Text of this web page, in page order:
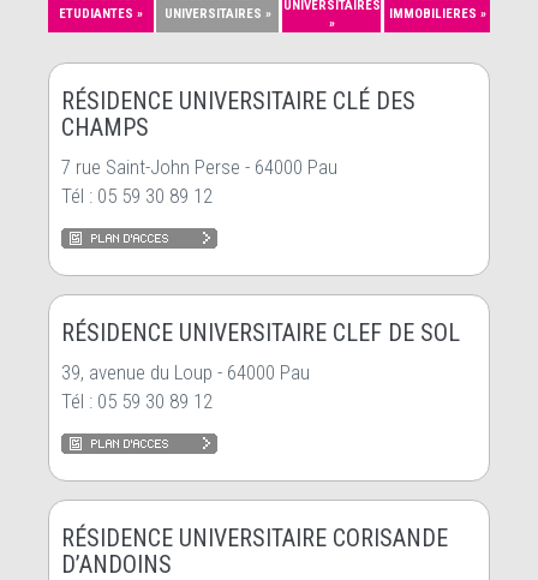
ETUDIANTES »
UNIVERSITAIRES »
UNIVERSITAIRES
»
IMMOBILIERES »
RÉSIDENCE UNIVERSITAIRE CLÉ DES
CHAMPS
7 rue Saint-John Perse - 64000 Pau
Tél : 05 59 30 89 12
RÉSIDENCE UNIVERSITAIRE CLEF DE SOL
39, avenue du Loup - 64000 Pau
Tél : 05 59 30 89 12
RÉSIDENCE UNIVERSITAIRE CORISANDE
D’ANDOINS